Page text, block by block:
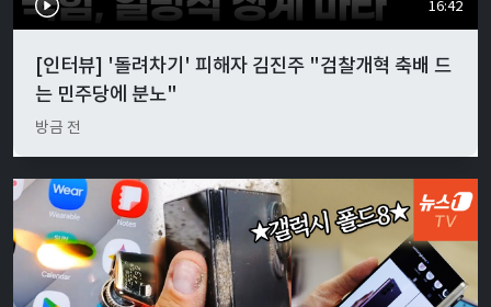
16:42
[인터뷰] '돌려차기' 피해자 김진주 "검찰개혁 축배 드
는 민주당에 분노"
방금 전